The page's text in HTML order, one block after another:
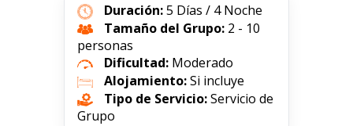
Duración:5 Días / 4 Noche
Tamaño del Grupo: 2 - 10
personas
Dificultad: Moderado
Alojamiento:Si incluye
Tipo de Servicio:Servicio de
Grupo